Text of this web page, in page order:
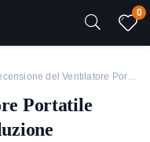
0
del Ventilatore Portatile Jisulife Pro 1S: La Rivoluzione dell’Estate
Portatile